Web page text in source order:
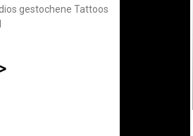
gestochene Tattoos